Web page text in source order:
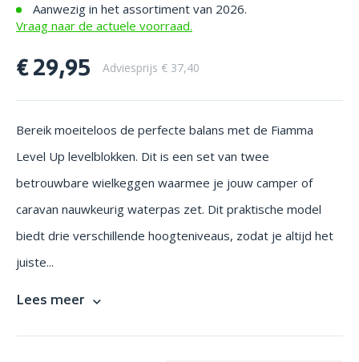
Aanwezig in het assortiment van 2026.
Vraag naar de actuele voorraad.
€ 29,95 Adviesprijs € 37,40
Bereik moeiteloos de perfecte balans met de Fiamma
Level Up levelblokken. Dit is een set van twee
betrouwbare wielkeggen waarmee je jouw camper of
caravan nauwkeurig waterpas zet. Dit praktische model
biedt drie verschillende hoogteniveaus, zodat je altijd het
juiste...
Lees meer